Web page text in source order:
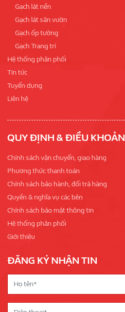
Gạch lát nền
Gạch lát sân vườn
Gạch ốp tường
Gạch Trang trí
Hệ thống phân phối
Tin tức
Tuyển dụng
Liên hệ
QUY ĐỊNH & ĐIỀU KHOẢN
Chính sách vận chuyển, giao hàng
Phương thức thanh toán
Chính sách bảo hành, đổi trả hàng
Quyền & nghĩa vụ các bên
Chính sách bảo mật thông tin
Hệ thống phân phối
Giới thiệu
ĐĂNG KÝ NHẬN TIN